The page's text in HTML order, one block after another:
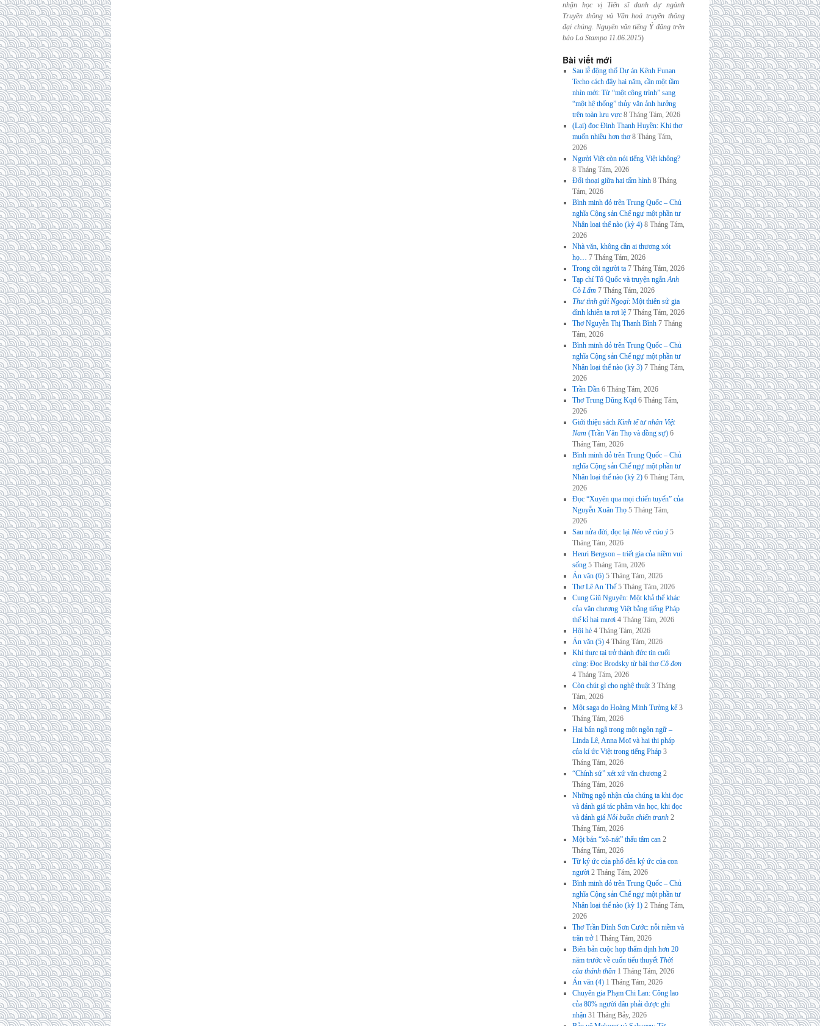
nhận học vị Tiến sĩ danh dự ngành
Truyền thông và Văn hoá truyền thông
đại chúng. Nguyên văn tiếng Ý đăng trên
báo La Stampa 11.06.2015)
Bài viết mới
Sau lễ động thổ Dự án Kênh Funan
Techo cách đây hai năm, cần một tầm
nhìn mới: Từ “một công trình” sang
“một hệ thống” thủy văn ảnh hưởng
trên toàn lưu vực 8 Tháng Tám, 2026
(Lại) đọc Đinh Thanh Huyền: Khi thơ
muốn nhiều hơn thơ 8 Tháng Tám,
2026
Người Việt còn nói tiếng Việt không?
8 Tháng Tám, 2026
Đối thoại giữa hai tấm hình 8 Tháng
Tám, 2026
Bình minh đỏ trên Trung Quốc – Chủ
nghĩa Cộng sản Chế ngự một phần tư
Nhân loại thế nào (kỳ 4) 8 Tháng Tám,
2026
Nhà văn, không cần ai thương xót
họ… 7 Tháng Tám, 2026
Trong cõi người ta 7 Tháng Tám, 2026
Tạp chí Tổ Quốc và truyện ngắnAnh
Cò Lấm 7 Tháng Tám, 2026
Thư tình gửi Ngoại: Một thiên sử gia
đình khiến ta rơi lệ 7 Tháng Tám, 2026
Thơ Nguyễn Thị Thanh Bình 7 Tháng
Tám, 2026
Bình minh đỏ trên Trung Quốc – Chủ
nghĩa Cộng sản Chế ngự một phần tư
Nhân loại thế nào (kỳ 3) 7 Tháng Tám,
2026
Trần Dần 6 Tháng Tám, 2026
Thơ Trung Dũng Kqđ 6 Tháng Tám,
2026
Giới thiệu sách Kinh tế tư nhân Việt
Nam (Trần Văn Thọ và đồng sự) 6
Tháng Tám, 2026
Bình minh đỏ trên Trung Quốc – Chủ
nghĩa Cộng sản Chế ngự một phần tư
Nhân loại thế nào (kỳ 2) 6 Tháng Tám,
2026
Đọc “Xuyên qua mọi chiến tuyến” của
Nguyễn Xuân Thọ 5 Tháng Tám,
2026
Sau nửa đời, đọc lại Nẻo về của ý 5
Tháng Tám, 2026
Henri Bergson – triết gia của niềm vui
sống 5 Tháng Tám, 2026
Án văn (6) 5 Tháng Tám, 2026
Thơ Lê An Thế 5 Tháng Tám, 2026
Cung Giũ Nguyên: Một khả thể khác
của văn chương Việt bằng tiếng Pháp
thế kỉ hai mươi 4 Tháng Tám, 2026
Hội hè 4 Tháng Tám, 2026
Án văn (5) 4 Tháng Tám, 2026
Khi thực tại trở thành đức tin cuối
cùng: Đọc Brodsky từ bài thơCô đơn
4 Tháng Tám, 2026
Còn chút gì cho nghệ thuật 3 Tháng
Tám, 2026
Một saga do Hoàng Minh Tường kể 3
Tháng Tám, 2026
Hai bản ngã trong một ngôn ngữ –
Linda Lê, Anna Moï và hai thi pháp
của kí ức Việt trong tiếng Pháp 3
Tháng Tám, 2026
“Chính sử” xét xử văn chương 2
Tháng Tám, 2026
Những ngộ nhận của chúng ta khi đọc
và đánh giá tác phẩm văn học, khi đọc
và đánh giá Nỗi buồn chiến tranh 2
Tháng Tám, 2026
Một bản “xô-nát” thấu tâm can 2
Tháng Tám, 2026
Từ ký ức của phố đến ký ức của con
người 2 Tháng Tám, 2026
Bình minh đỏ trên Trung Quốc – Chủ
nghĩa Cộng sản Chế ngự một phần tư
Nhân loại thế nào (kỳ 1) 2 Tháng Tám,
2026
Thơ Trần Đình Sơn Cước: nỗi niềm và
trăn trở 1 Tháng Tám, 2026
Biên bản cuộc họp thẩm định hơn 20
năm trước về cuốn tiểu thuyếtThời
của thánh thần 1 Tháng Tám, 2026
Án văn (4) 1 Tháng Tám, 2026
Chuyên gia Phạm Chi Lan: Công lao
của 80% người dân phải được ghi
nhận 31 Tháng Bảy, 2026